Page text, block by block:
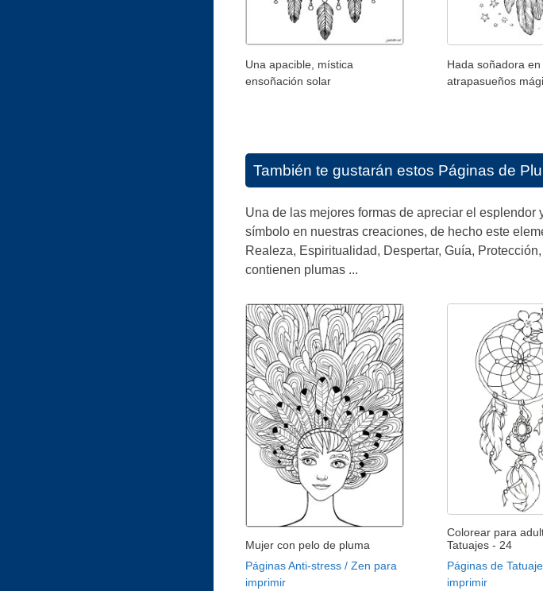
Una apacible, mística
ensoñación solar
Hada soñadora en
atrapasueños
También te gustarán estos Páginas de
Una de las mejores formas de apreciar el
símbolo en nuestras creaciones, de hecho este
Realeza, Espiritualidad, Despertar, Guía,
contienen plumas ...
Mujer con pelo de pluma
Páginas Anti-stress / Zen para
imprimir
Colorear para
Tatuajes - 24
Páginas de
imprimir